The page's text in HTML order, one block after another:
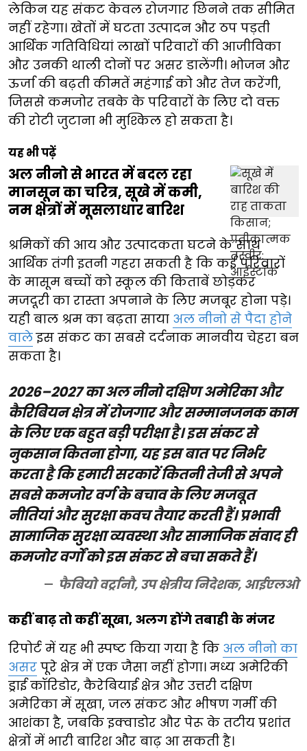
लेकिन यह संकट केवल रोजगार छिनने तक सीमित
नहीं रहेगा। खेतों में घटता उत्पादन और ठप पड़ती
आर्थिक गतिविधियां लाखों परिवारों की आजीविका
और उनकी थाली दोनों पर असर डालेंगी। भोजन और
ऊर्जा की बढ़ती कीमतें महंगाई को और तेज करेंगी,
जिससे कमजोर तबके के परिवारों के लिए दो वक्त
की रोटी जुटाना भी मुश्किल हो सकता है।
यह भी पढ़ें
अल नीनो से भारत में बदल रहा
मानसून का चरित्र, सूखे में कमी,
नम क्षेत्रों में मूसलाधार बारिश
श्रमिकों की आय और उत्पादकता घटने के साथ
आर्थिक तंगी इतनी गहरा सकती है कि कई परिवारों
के मासूम बच्चों को स्कूल की किताबें छोड़कर
मजदूरी का रास्ता अपनाने के लिए मजबूर होना पड़े।
यही बाल श्रम का बढ़ता साया अल नीनो से पैदा होने
वालेइस संकट का सबसे दर्दनाक मानवीय चेहरा बन
सकता है।
2026–2027 का अल नीनो दक्षिण अमेरिका और
कैरिबियन क्षेत्र में रोजगार और सम्मानजनक काम
के लिए एक बहुत बड़ी परीक्षा है। इस संकट से
नुकसान कितना होगा, यह इस बात पर निर्भर
करता है कि हमारी सरकारें कितनी तेजी से अपने
सबसे कमजोर वर्ग के बचाव के लिए मजबूत
नीतियां और सुरक्षा कवच तैयार करती हैं। प्रभावी
सामाजिक सुरक्षा व्यवस्था और सामाजिक संवाद ही
कमजोर वर्गों को इस संकट से बचा सकते हैं।
फैबियो वर्ट्रानौ, उप क्षेत्रीय निदेशक, आईएलओ
कहीं बाढ़ तो कहीं सूखा, अलग होंगे तबाही के मंजर
रिपोर्ट में यह भी स्पष्ट किया गया है कि अल नीनो का
असर पूरे क्षेत्र में एक जैसा नहीं होगा। मध्य अमेरिकी
ड्राई कॉरिडोर, कैरेबियाई क्षेत्र और उत्तरी दक्षिण
अमेरिका में सूखा, जल संकट और भीषण गर्मी की
आशंका है, जबकि इक्वाडोर और पेरू के तटीय प्रशांत
क्षेत्रों में भारी बारिश और बाढ़ आ सकती है।